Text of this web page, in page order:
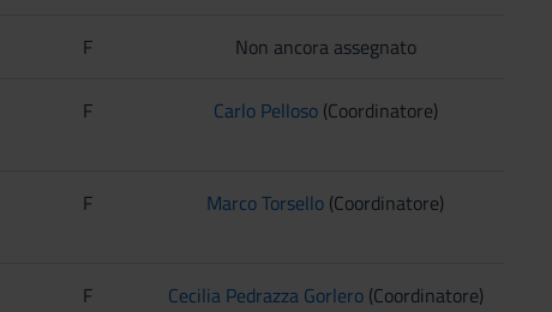
F Non ancora assegnato
F Carlo Pelloso(Coordinatore)
F Marco Torsello (Coordinatore)
F Cecilia Pedrazza Gorlero(Coordinatore)